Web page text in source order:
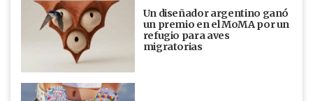
Un diseñador argentino ganó
un premio en el MoMA por un
refugio para aves
migratorias